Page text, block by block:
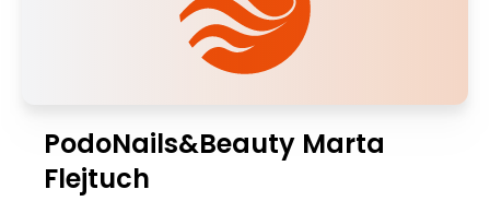
PodoNails&Beauty Marta
Flejtuch